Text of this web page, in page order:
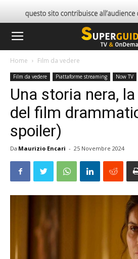
Home Film da vedere
Film da vedere Piattaforme streaming Now TV
Una storia nera,
del film
spoiler)
Da Maurizio Encari - 25 Novembre 2024